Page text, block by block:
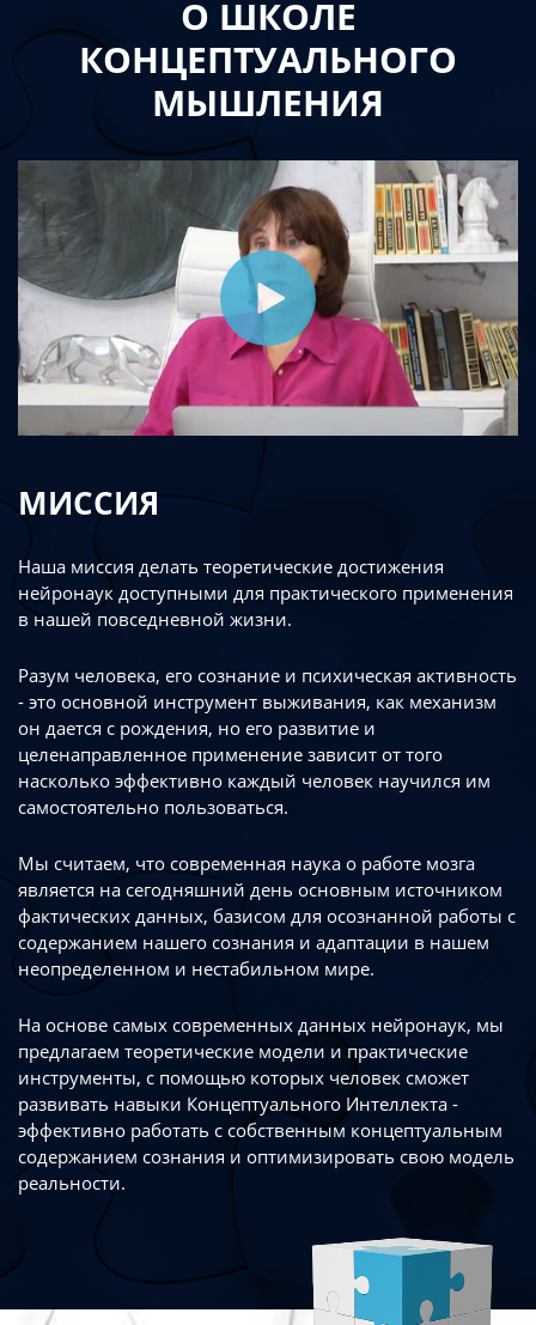
О ШКОЛЕ
КОНЦЕПТУАЛЬНОГО
МЫШЛЕНИЯ
МИССИЯ
Наша миссия делать теоретические достижения
нейронаук доступными для практического применения
в нашей повседневной жизни.
Разум человека, его сознание и психическая активность
- это основной инструмент выживания, как механизм
он дается с рождения, но его развитие и
целенаправленное применение зависит от того
насколько эффективно каждый человек научился им
самостоятельно пользоваться.
Мы считаем, что современная наука о работе мозга
является на сегодняшний день основным источником
фактических данных, базисом для осознанной работы с
содержанием нашего сознания и адаптации в нашем
неопределенном и нестабильном мире.
На основе самых современных данных нейронаук, мы
предлагаем теоретические модели и практические
инструменты, с помощью которых человек сможет
развивать навыки Концептуального Интеллекта -
эффективно работать с собственным концептуальным
содержанием сознания и оптимизировать свою модель
реальности.